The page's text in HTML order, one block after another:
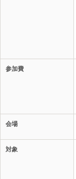
参加費
会場
対象